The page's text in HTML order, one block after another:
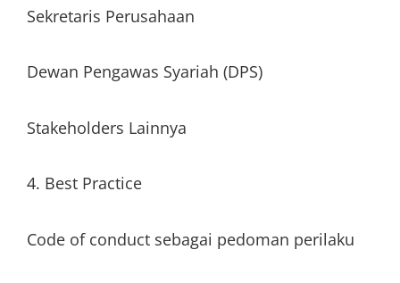
Sekretaris Perusahaan
Dewan Pengawas Syariah (DPS)
Stakeholders Lainnya
4. Best Practice
Code of conduct sebagai pedoman perilaku